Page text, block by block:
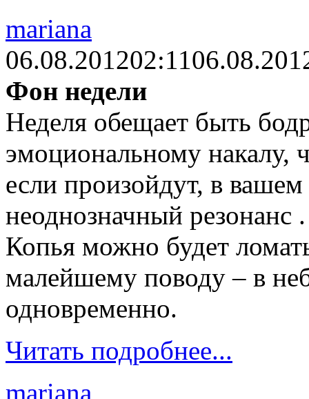
mariana
06.08.201202:11
Фон недели
Неделя обещает быть
эмоциональному накалу,
если произойдут, в
неоднозначный резонанс .
Копья можно будет
малейшему поводу – в
одновременно.
Читать подробнее...
mariana